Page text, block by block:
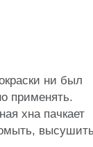
ни был
применять.
хна пачкает